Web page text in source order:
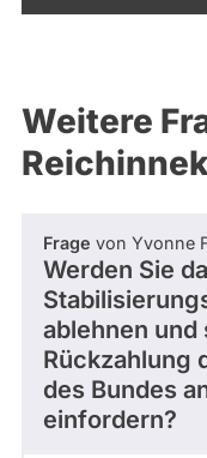
Weitere
Frage von Yvonne
Werden Sie
ablehnen und
Rückzahlung
des Bundes
einfordern?